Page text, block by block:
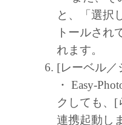
と、「選択
トールされ
れます。
[レーベル／
・ Easy-
クしても、[
連携起動し